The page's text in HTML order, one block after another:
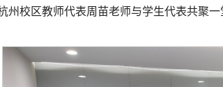
州校区教师代表周苗老师与学生代表共聚一